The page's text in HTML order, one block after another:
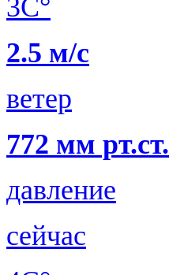
3C°
2.5 м/с
ветер
772 мм рт.ст.
давление
сейчас